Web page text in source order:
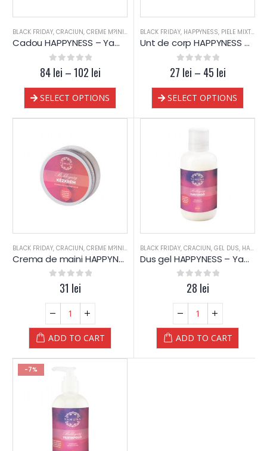
BLACK FRIDAY, CRACIUN, CREME M?INI, HAPPYNESS,PIELE MIXTA,PIELE SENSIBILA,
Cadou HAPPYNESS – Yamuna
0 out of 5
84lei –102 lei
SELECT OPTIONS
BLACK FRIDAY, HAPPYNESS, PIELE MIXTA
Unt de corp HAPPYNESS – Yamuna
0 out of 5
27 lei – 45 lei
SELECT OPTIONS
BLACK FRIDAY, CRACIUN, CREME M?INI, HAPPYNESS,PIELE MIXTA,PIELE SENSIBILA,
Crema de maini HAPPYNESS – Yamuna
out of 5
31 lei
ADD TO CART
BLACK FRIDAY, CRACIUN, GEL DUS, HAPPYNESS
Dus gel HAPPYNESS – Yamuna
out of 5
28 lei
ADD TO CART
-7%